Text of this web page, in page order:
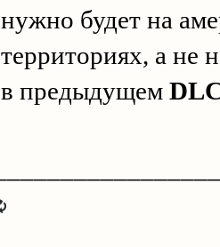
нужно будет на
территориях, а не
в предыдущем